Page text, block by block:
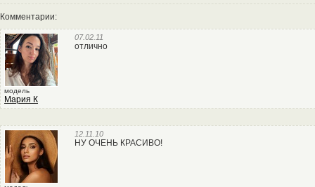
Комментарии:
модель
Мария К
07.02.11
отлично
12.11.10
НУ ОЧЕНЬ КРАСИВО!